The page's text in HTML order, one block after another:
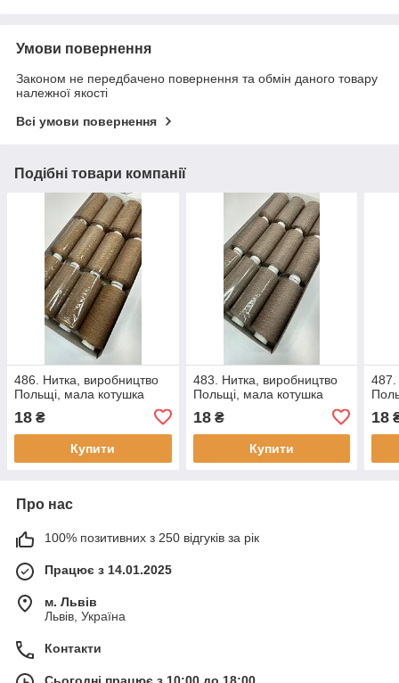
Умови повернення
Законом не передбачено повернення та обмін даного товару
належної якості
Всі умови повернення
Подібні товари компанії
486. Нитка, виробництво
Польщі, мала котушка
18 ₴
Купити
483. Нитка, виробництво
Польщі, мала котушка
18₴
Купити
487.
18
Про нас
100% позитивних з 250 відгуків за рік
Працює з 14.01.2025
м. Львів
Львів, Україна
Контакти